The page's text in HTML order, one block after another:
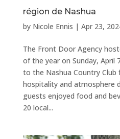
région de Nashua
by Nicole Ennis | Apr 23,
The Front Door Agency
of the year on Sunday, April
to the Nashua Country
hospitality and atmosphere
guests enjoyed food and
20 local...